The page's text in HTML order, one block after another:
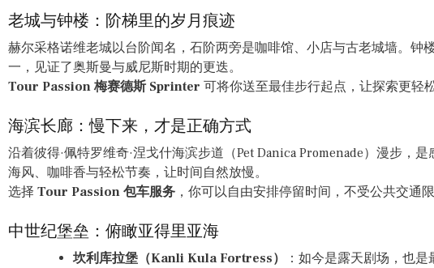
老城与钟楼：阶梯里的岁月痕迹
赫尔采格诺维老城以台阶闻名，石阶两旁是咖啡馆、小店与古老城墙。钟
一，见证了奥斯曼与威尼斯时期的更迭。
Tour Passion 梅赛德斯 Sprinter 可将你送至最佳步行起点，让探索更轻
海滨长廊：慢下来，才是正确方式
沿着彼得·佩特罗维奇·涅戈什海滨步道（Pet Danica Promenade）漫步，是
海风、咖啡香与轻松节奏，让时间自然放慢。
选择 Tour Passion 包车服务 ，你可以自由安排停留时间，不受公共交通限
中世纪堡垒：俯瞰亚得里亚海
坎利库拉堡（Kanli Kula Fortress）
：如今是露天剧场，也